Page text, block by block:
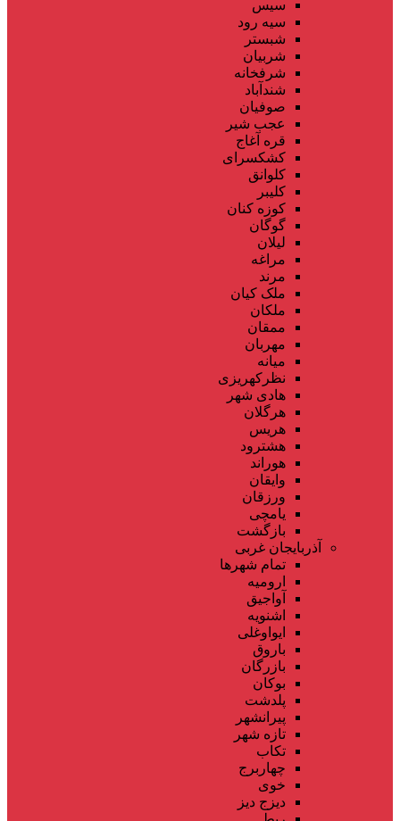
سیس
سیه رود
شبستر
شربیان
شرفخانه
شندآباد
صوفیان
عجب شیر
قره آغاج
کشکسرای
کلوانق
کلیبر
کوزه کنان
گوگان
لیلان
مراغه
مرند
ملک کیان
ملکان
ممقان
مهربان
میانه
نظرکهریزی
هادی شهر
هرگلان
هریس
هشترود
هوراند
وایقان
ورزقان
یامچی
بازگشت
آذربایجان غربی
تمام شهر‌ها
ارومیه
آواجیق
اشنویه
ایواوغلی
باروق
بازرگان
بوکان
پلدشت
پیرانشهر
تازه شهر
تکاب
چهاربرج
خوی
دیزج دیز